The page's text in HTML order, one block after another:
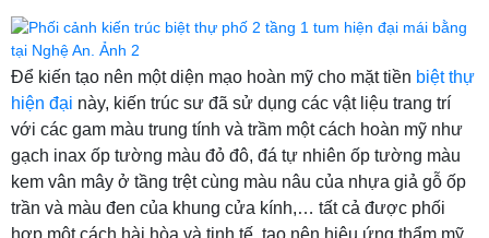
Để kiến tạo nên một diện mạo hoàn mỹ cho mặt tiền biệt thự
hiện đại này, kiến trúc sư đã sử dụng các vật liệu trang trí
với các gam màu trung tính và trầm một cách hoàn mỹ như
gạch inax ốp tường màu đỏ đô, đá tự nhiên ốp tường màu
kem vân mây ở tầng trệt cùng màu nâu của nhựa giả gỗ ốp
trần và màu đen của khung cửa kính,… tất cả được phối
hợp một cách hài hòa và tinh tế, tạo nên hiệu ứng thẩm mỹ